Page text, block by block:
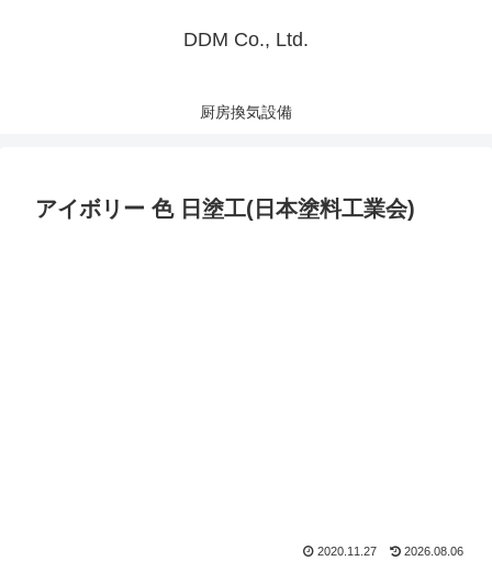
DDM Co., Ltd.
厨房換気設備
アイボリー 色 日塗工(日本塗料工業会)
2020.11.27 2026.08.06